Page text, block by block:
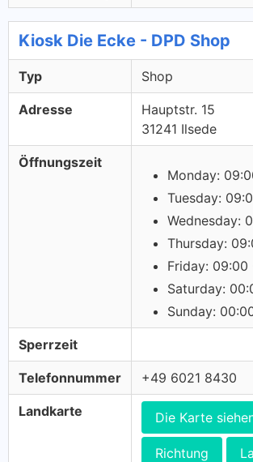
Kiosk Die Ecke - DPD Shop
Typ Shop
Adresse
Hauptstr. 15
31241 Ilsede
Öffnungszeit
Monday:
Tuesday:
Wednesday:
Thursday:
Friday: 09:00
Saturday:
Sunday:
Sperrzeit
Telefonnummer +49 6021 8430
Landkarte Die Karte
Richtung